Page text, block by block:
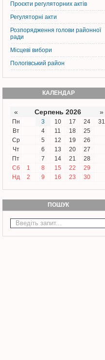
Проєкти регуляторних актів
Регуляторні акти
Розпорядження голови районної
ради
Місцеві вибори
Пологівський район
КАЛЕНДАР
« Серпень 2026 »
Пн 3 10 17 24
31
Вт
4 11 18
25
Ср
5 12 19
26
Чт
6 13 20
27
Пт
7 14 21
28
Сб
1 8 15 22
29
Нд
2 9 16 23 30
ПОШУК